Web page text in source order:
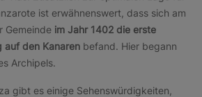
ist erwähnenswert, dass sich am
Gemeinde im Jahr 1402 die erste
auf den Kanaren befand. Hier begann
Archipels.
gibt es einige Sehenswürdigkeiten,